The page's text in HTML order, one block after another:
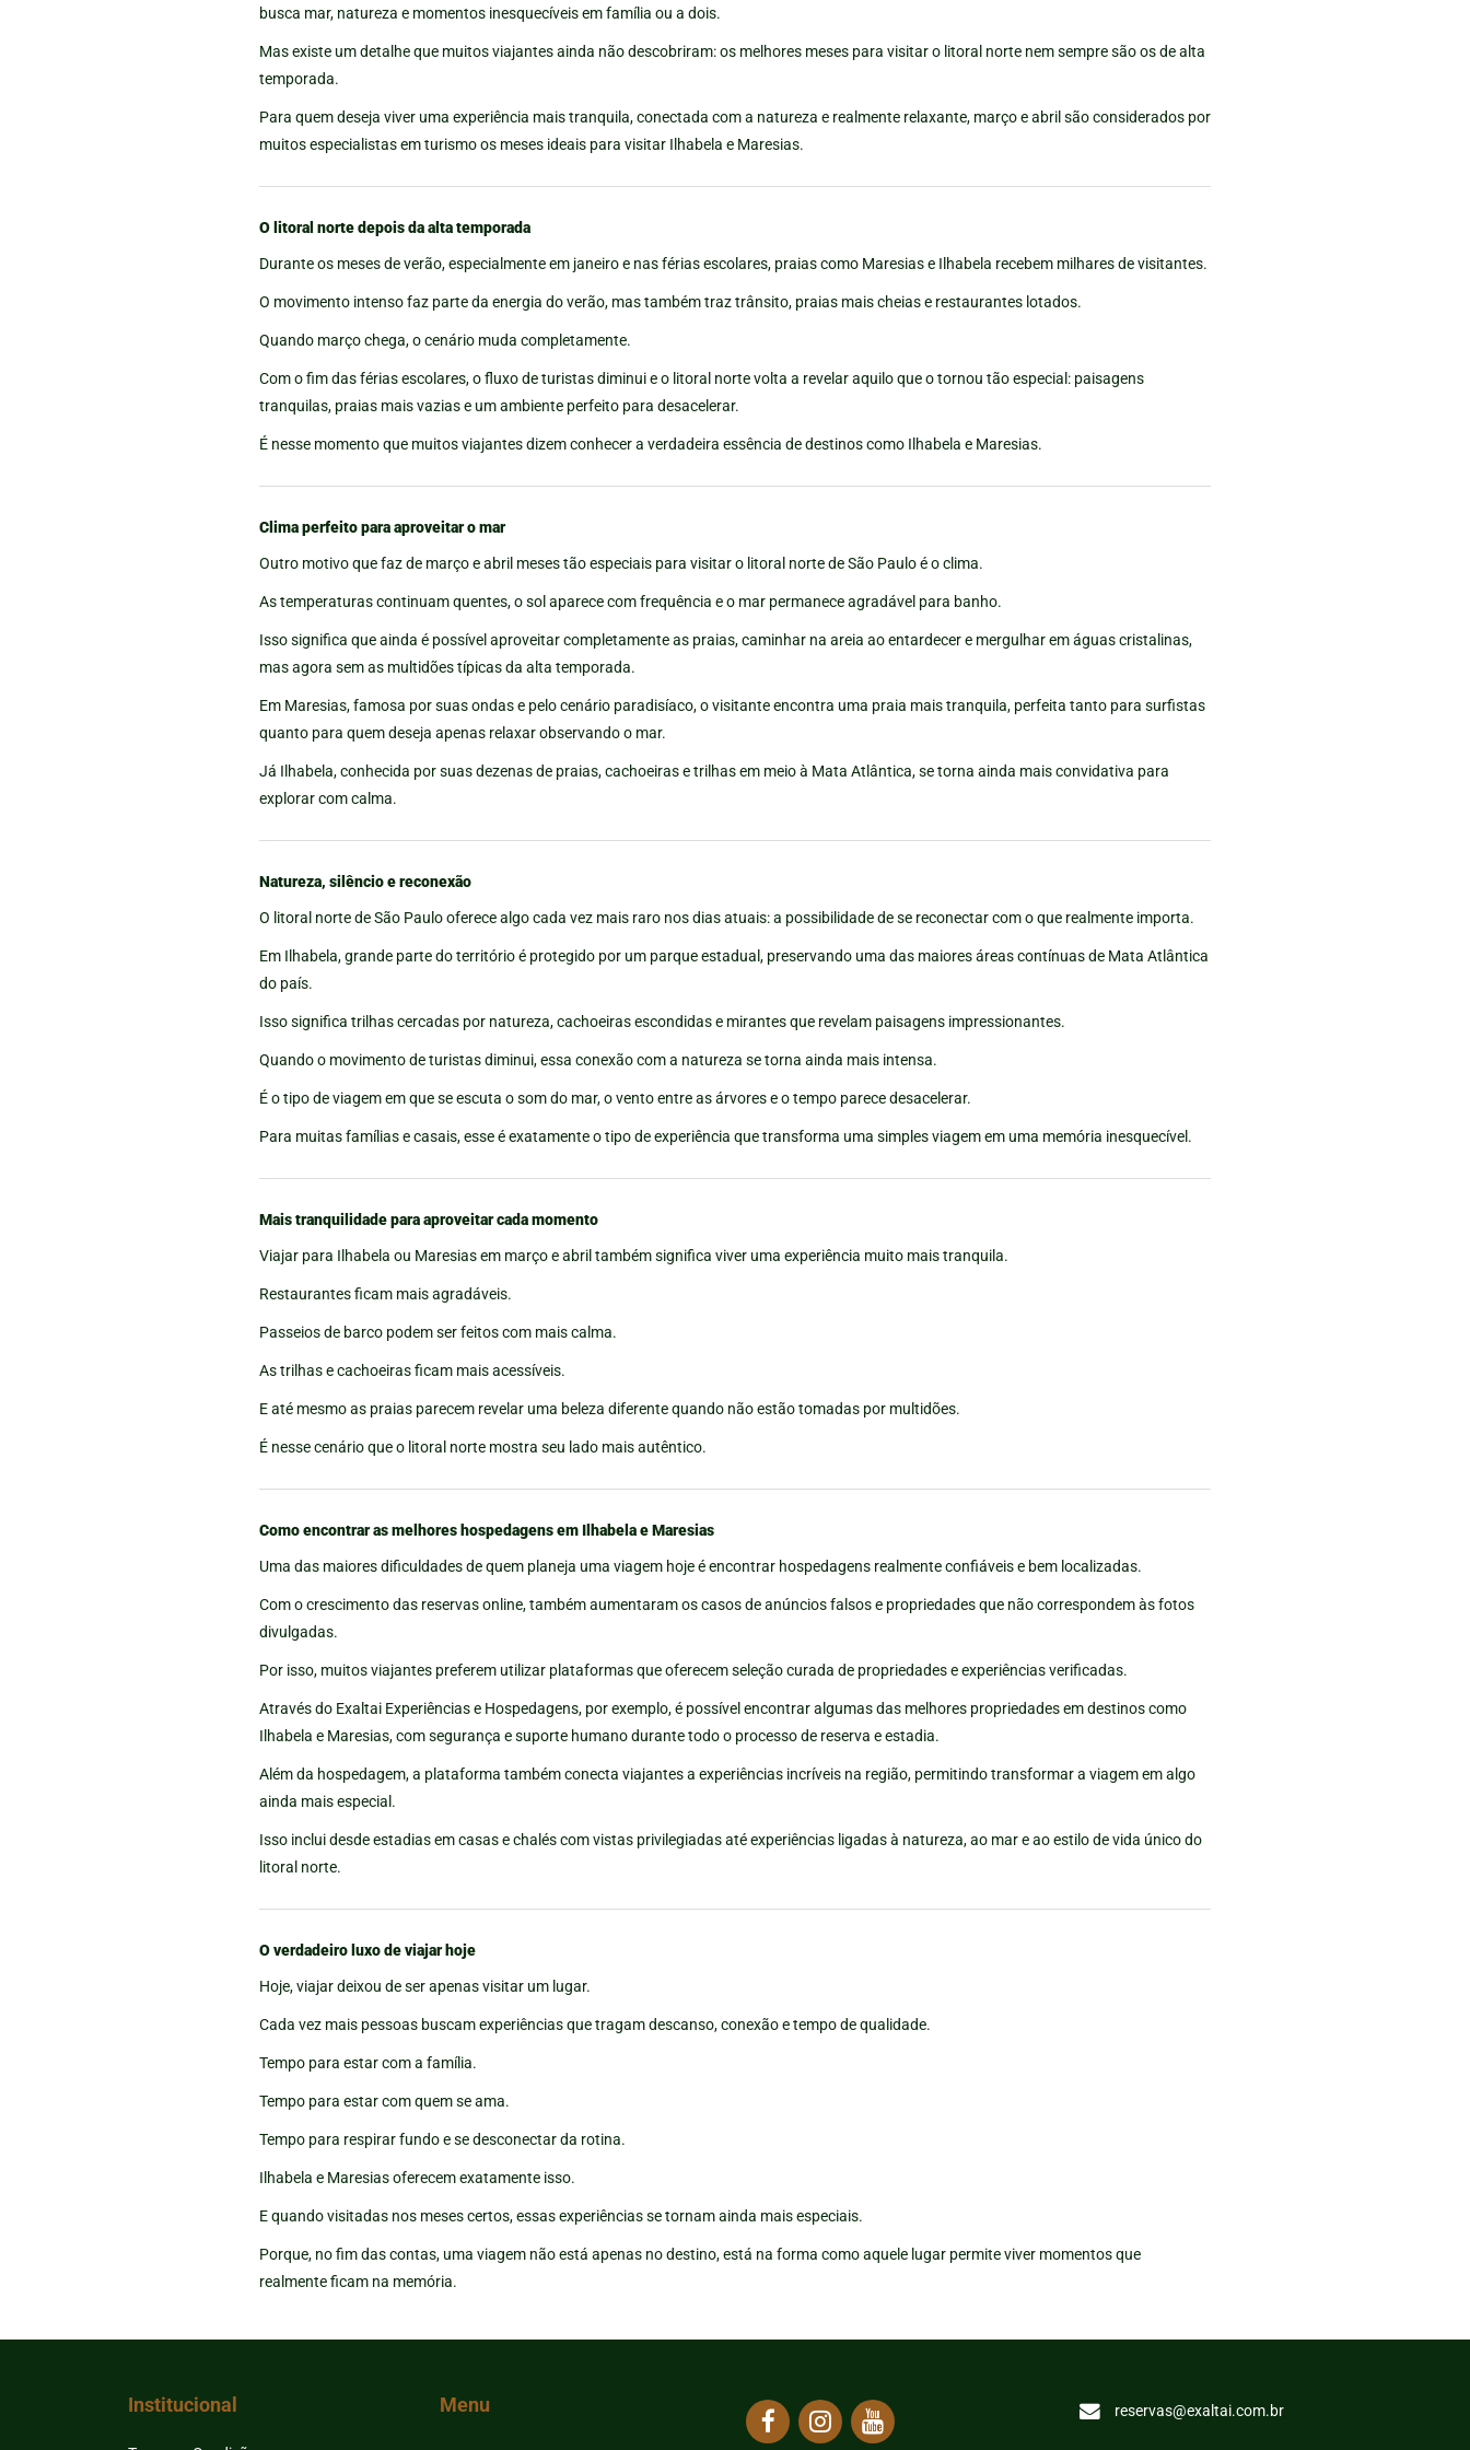
busca mar, natureza e momentos inesquecíveis em família ou a dois.
Mas existe um detalhe que muitos viajantes ainda não descobriram: os melhores meses para visitar o litoral norte nem sempre são os de alta
temporada.
Para quem deseja viver uma experiência mais tranquila, conectada com a natureza e realmente relaxante, março e abril são considerados por
muitos especialistas em turismo os meses ideais para visitar Ilhabela e Maresias.
O litoral norte depois da alta temporada
Durante os meses de verão, especialmente em janeiro e nas férias escolares, praias como Maresias e Ilhabela recebem milhares de visitantes.
O movimento intenso faz parte da energia do verão, mas também traz trânsito, praias mais cheias e restaurantes lotados.
Quando março chega, o cenário muda completamente.
Com o fim das férias escolares, o fluxo de turistas diminui e o litoral norte volta a revelar aquilo que o tornou tão especial: paisagens
tranquilas, praias mais vazias e um ambiente perfeito para desacelerar.
É nesse momento que muitos viajantes dizem conhecer a verdadeira essência de destinos como Ilhabela e Maresias.
Clima perfeito para aproveitar o mar
Outro motivo que faz de março e abril meses tão especiais para visitar o litoral norte de São Paulo é o clima.
As temperaturas continuam quentes, o sol aparece com frequência e o mar permanece agradável para banho.
Isso significa que ainda é possível aproveitar completamente as praias, caminhar na areia ao entardecer e mergulhar em águas cristalinas,
mas agora sem as multidões típicas da alta temporada.
Em Maresias, famosa por suas ondas e pelo cenário paradisíaco, o visitante encontra uma praia mais tranquila, perfeita tanto para surfistas
quanto para quem deseja apenas relaxar observando o mar.
Já Ilhabela, conhecida por suas dezenas de praias, cachoeiras e trilhas em meio à Mata Atlântica, se torna ainda mais convidativa para
explorar com calma.
Natureza, silêncio e reconexão
O litoral norte de São Paulo oferece algo cada vez mais raro nos dias atuais: a possibilidade de se reconectar com o que realmente importa.
Em Ilhabela, grande parte do território é protegido por um parque estadual, preservando uma das maiores áreas contínuas de Mata Atlântica
do país.
Isso significa trilhas cercadas por natureza, cachoeiras escondidas e mirantes que revelam paisagens impressionantes.
Quando o movimento de turistas diminui, essa conexão com a natureza se torna ainda mais intensa.
É o tipo de viagem em que se escuta o som do mar, o vento entre as árvores e o tempo parece desacelerar.
Para muitas famílias e casais, esse é exatamente o tipo de experiência que transforma uma simples viagem em uma memória inesquecível.
Mais tranquilidade para aproveitar cada momento
Viajar para Ilhabela ou Maresias em março e abril também significa viver uma experiência muito mais tranquila.
Restaurantes ficam mais agradáveis.
Passeios de barco podem ser feitos com mais calma.
As trilhas e cachoeiras ficam mais acessíveis.
E até mesmo as praias parecem revelar uma beleza diferente quando não estão tomadas por multidões.
É nesse cenário que o litoral norte mostra seu lado mais autêntico.
Como encontrar as melhores hospedagens em Ilhabela e Maresias
Uma das maiores dificuldades de quem planeja uma viagem hoje é encontrar hospedagens realmente confiáveis e bem localizadas.
Com o crescimento das reservas online, também aumentaram os casos de anúncios falsos e propriedades que não correspondem às fotos
divulgadas.
Por isso, muitos viajantes preferem utilizar plataformas que oferecem seleção curada de propriedades e experiências verificadas.
Através do Exaltai Experiências e Hospedagens, por exemplo, é possível encontrar algumas das melhores propriedades em destinos como
Ilhabela e Maresias, com segurança e suporte humano durante todo o processo de reserva e estadia.
Além da hospedagem, a plataforma também conecta viajantes a experiências incríveis na região, permitindo transformar a viagem em algo
ainda mais especial.
Isso inclui desde estadias em casas e chalés com vistas privilegiadas até experiências ligadas à natureza, ao mar e ao estilo de vida único do
litoral norte.
O verdadeiro luxo de viajar hoje
Hoje, viajar deixou de ser apenas visitar um lugar.
Cada vez mais pessoas buscam experiências que tragam descanso, conexão e tempo de qualidade.
Tempo para estar com a família.
Tempo para estar com quem se ama.
Tempo para respirar fundo e se desconectar da rotina.
Ilhabela e Maresias oferecem exatamente isso.
E quando visitadas nos meses certos, essas experiências se tornam ainda mais especiais.
Porque, no fim das contas, uma viagem não está apenas no destino, está na forma como aquele lugar permite viver momentos que
realmente ficam na memória.
Institucional Menu reservas@exaltai.com.br